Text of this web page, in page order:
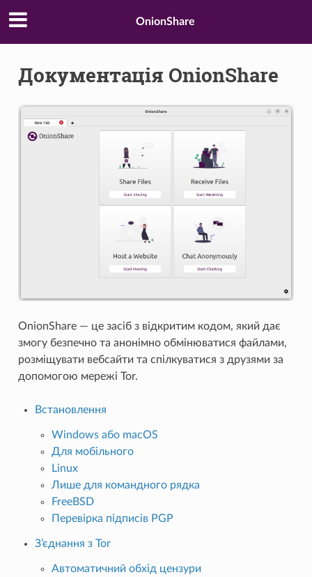
OnionShare
Документація OnionShare
OnionShare — це засіб з відкритим кодом, який дає
змогу безпечно та анонімно обмінюватися файлами,
розміщувати вебсайти та спілкуватися з друзями за
допомогою мережі Tor.
Встановлення
Windows або macOS
Для мобільного
Linux
Лише для командного рядка
FreeBSD
Перевірка підписів PGP
З’єднання з Tor
Автоматичний обхід цензури